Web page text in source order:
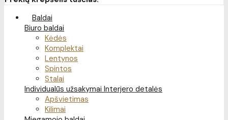
Baldai
Biuro baldai
Kėdės
Komplektai
Lentynos
Spintos
Stalai
Individualūs užsakymai Interjero detalės
Apšvietimas
Kilimai